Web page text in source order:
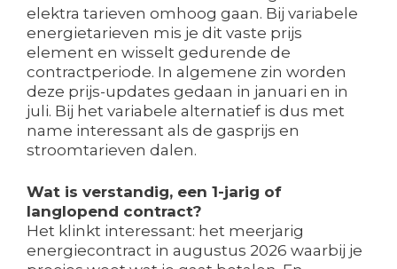
elektra tarieven omhoog gaan. Bij variabele
energietarieven mis je dit vaste prijs
element en wisselt gedurende de
contractperiode. In algemene zin worden
deze prijs-updates gedaan in januari en in
juli. Bij het variabele alternatief is dus met
name interessant als de gasprijs en
stroomtarieven dalen.
Wat is verstandig, een 1-jarig of
langlopend contract?
Het klinkt interessant: het meerjarig
energiecontract in augustus 2026 waarbij je